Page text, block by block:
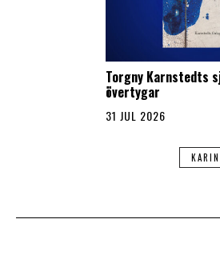
Torgny Karnstedts
övertygar
31 JUL 2026